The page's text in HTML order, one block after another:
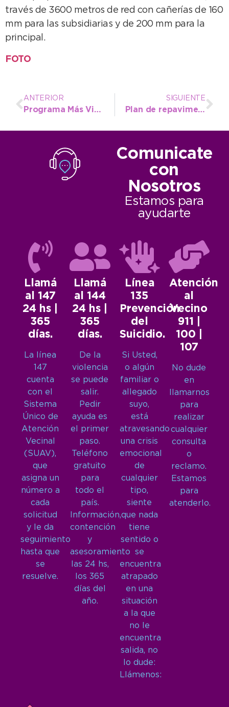
través de 3600 metros de red con cañerías de 160
mm para las subsidiarias y de 200 mm para la
principal.
FOTO
ANTERIOR
Programa Más Vida: Convocatoria para actualización de datos
SIGUIENTE
Plan de repavimentación de 22 calles en Necochea
Comunicate
con
Nosotros
Estamos para
ayudarte
Llamá
al 147
24 hs |
365
días.
La línea
147
cuenta
con el
Sistema
Único de
Atención
Vecinal
(SUAV),
que
asigna un
número a
cada
solicitud
y le da
seguimiento
hasta que
se
resuelve.
Llamá
al 144
24 hs |
365
días.
De la
violencia
se puede
salir.
Pedir
ayuda es
el primer
paso.
Teléfono
gratuito
para
todo el
país.
Información,
contención
y
asesoramiento
las 24 hs,
los 365
días del
año.
Línea
135
Prevención
del
Suicidio.
Si Usted,
o algún
familiar o
allegado
suyo,
está
atravesando
una crisis
emocional
de
cualquier
tipo,
siente
que nada
tiene
sentido o
se
encuentra
atrapado
en una
situación
a la que
no le
encuentra
salida, no
lo dude:
Llámenos:
Atención
al
Vecino
911 |
100 |
107
No dude
en
llamarnos
para
realizar
cualquier
consulta
o
reclamo.
Estamos
para
atenderlo.